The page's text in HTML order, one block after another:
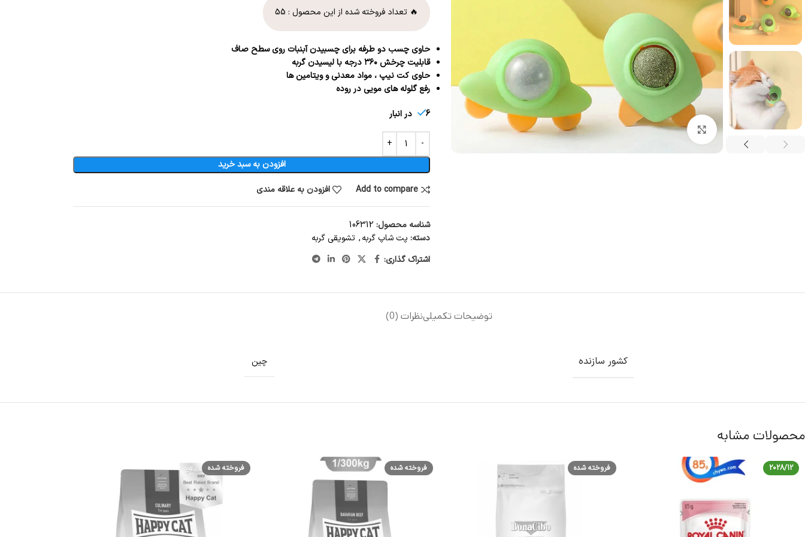
برای بزرگنمایی کلیک کنید
🔥 تعداد فروخته شده از این محصول : 55
حاوی چسب دو طرفه برای چسبیدن آبنبات روی سطح صاف
قابلیت چرخش ۳۶۰ درجه با لیسیدن گربه
حاوی کت نیپ ، مواد معدنی و ویتامین ها
رفع گلوله های مویی در روده
6 در انبار
افزودن به سبد خرید
Add to compare
افزودن به علاقه مندی
شناسه محصول: 106312
دسته: پت شاپ گربه, تشویقی گربه
اشتراک گذاری:
توضیحات تکمیلینظرات (0)
کشور سازنده چین
محصولات مشابه
2028/12 فروخته شده فروخته شده فروخته شده